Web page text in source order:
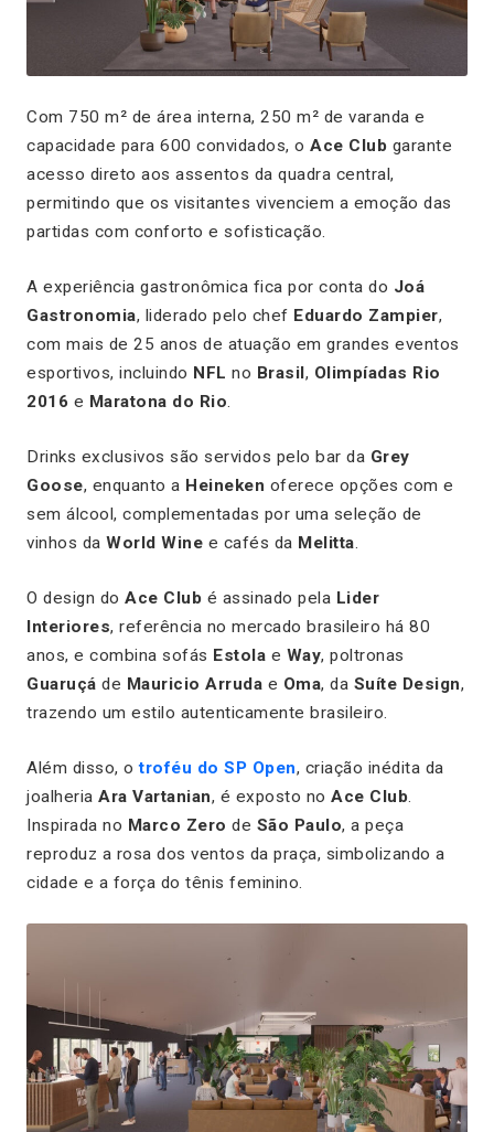
Com 750 m² de área interna, 250 m² de varanda e
capacidade para 600 convidados, o Ace Club garante
acesso direto aos assentos da quadra central,
permitindo que os visitantes vivenciem a emoção das
partidas com conforto e sofisticação.
A experiência gastronômica fica por conta do Joá
Gastronomia, liderado pelo chef Eduardo Zampier,
com mais de 25 anos de atuação em grandes eventos
esportivos, incluindo NFL no Brasil, Olimpíadas Rio
2016 e Maratona do Rio.
Drinks exclusivos são servidos pelo bar da Grey
Goose, enquanto a Heineken oferece opções com e
sem álcool, complementadas por uma seleção de
vinhos da World Wine e cafés da Melitta.
O design do Ace Club é assinado pela Lider
Interiores, referência no mercado brasileiro há 80
anos, e combina sofás Estola e Way, poltronas
Guaruçá de Mauricio Arruda e Oma, da Suíte Design,
trazendo um estilo autenticamente brasileiro.
Além disso, otroféu do SP Open, criação inédita da
joalheria Ara Vartanian, é exposto no Ace Club.
Inspirada no Marco Zero de São Paulo, a peça
reproduz a rosa dos ventos da praça, simbolizando a
cidade e a força do tênis feminino.